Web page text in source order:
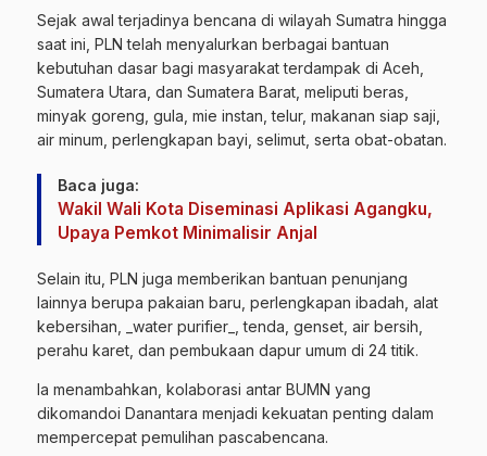
Sejak awal terjadinya bencana di wilayah Sumatra hingga
saat ini, PLN telah menyalurkan berbagai bantuan
kebutuhan dasar bagi masyarakat terdampak di Aceh,
Sumatera Utara, dan Sumatera Barat, meliputi beras,
minyak goreng, gula, mie instan, telur, makanan siap saji,
air minum, perlengkapan bayi, selimut, serta obat-obatan.
Baca juga:
Wakil Wali Kota Diseminasi Aplikasi Agangku,
Upaya Pemkot Minimalisir Anjal
Selain itu, PLN juga memberikan bantuan penunjang
lainnya berupa pakaian baru, perlengkapan ibadah, alat
kebersihan, _water purifier_, tenda, genset, air bersih,
perahu karet, dan pembukaan dapur umum di 24 titik.
Ia menambahkan, kolaborasi antar BUMN yang
dikomandoi Danantara menjadi kekuatan penting dalam
mempercepat pemulihan pascabencana.